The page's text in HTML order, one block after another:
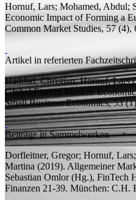
Hornuf, Lars; Mohamed, Abdul;
Economic Impact of Forming a
Common Market Studies, 57 (4),
Artikel in referierten
Haddad, Christian;Hornuf, Lars
Global Fintech Market:
Small Business Economics, 53
Beiträge in Sammelwerken
Dorfleitner, Gregor; Hornuf, Lars;
Martina (2019). Allgemeiner
Sebastian Omlor (Hg.), FinTech
Finanzen 21-39. München: C.H.